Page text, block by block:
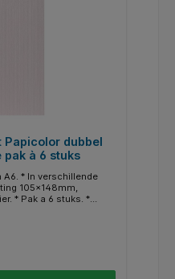
Papicolor dubbel
à 6 stuks
A6. * In verschillende
105x148mm,
* Pak a 6 stuks. *
A4 papier